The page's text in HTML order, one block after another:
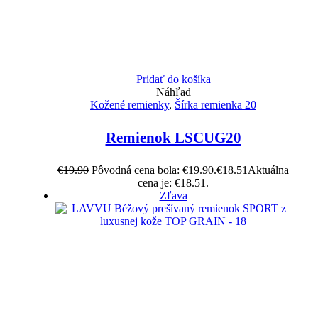
Pridať do košíka
Náhľad
Kožené remienky, Šírka remienka 20
Remienok LSCUG20
€19.90 Pôvodná cena bola: €19.90.€18.51 Aktuálna
cena je: €18.51.
Zľava